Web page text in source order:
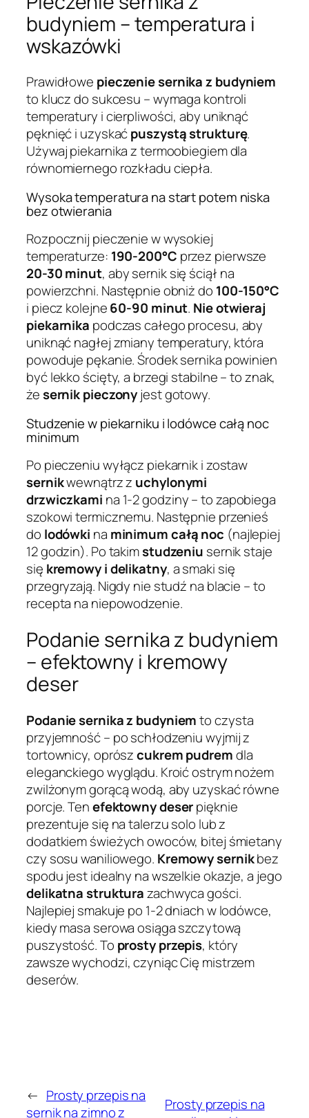
budyniem – temperatura i
wskazówki
Prawidłowe pieczenie sernika z budyniem
to klucz do sukcesu – wymaga kontroli
temperatury i cierpliwości, aby uniknąć
pęknięć i uzyskaćpuszystą strukturę.
Używaj piekarnika z termoobiegiem dla
równomiernego rozkładu ciepła.
Wysoka temperatura na start potem niska
bez otwierania
Rozpocznij pieczenie w wysokiej
temperaturze: 190-200°C przez pierwsze
20-30 minut, aby sernik się ściął na
powierzchni. Następnie obniż do 100-150°C
i piecz kolejne60-90 minut. Nie otwieraj
piekarnika podczas całego procesu, aby
uniknąć nagłej zmiany temperatury, która
powoduje pękanie. Środek sernika powinien
być lekko ścięty, a brzegi stabilne – to znak,
żesernik pieczonyjest gotowy.
Studzenie w piekarniku i lodówce całą noc
minimum
Po pieczeniu wyłącz piekarnik i zostaw
sernikwewnątrz z uchylonymi
drzwiczkami na 1-2 godziny – to zapobiega
szokowi termicznemu. Następnie przenieś
do lodówki na minimum całą noc (najlepiej
12 godzin). Po takimstudzeniu sernik staje
się kremowy i delikatny, a smaki się
przegryzają. Nigdy nie studź na blacie – to
recepta na niepowodzenie.
Podanie sernika z budyniem
– efektowny i kremowy
deser
Podanie sernika z budyniemto czysta
przyjemność – po schłodzeniu wyjmij z
tortownicy, oprószcukrem pudremdla
eleganckiego wyglądu. Kroić ostrym nożem
zwilżonym gorącą wodą, aby uzyskać równe
porcje. Tenefektowny deserpięknie
prezentuje się na talerzu solo lub z
dodatkiem świeżych owoców, bitej śmietany
czy sosu waniliowego. Kremowy sernikbez
spodu jest idealny na wszelkie okazje, a jego
delikatna strukturazachwyca gości.
Najlepiej smakuje po 1-2 dniach w lodówce,
kiedy masa serowa osiąga szczytową
puszystość. To prosty przepis, który
zawsze wychodzi, czyniąc Cię mistrzem
deserów.
← Prosty przepis na
sernik na zimno z
Prosty przepis na